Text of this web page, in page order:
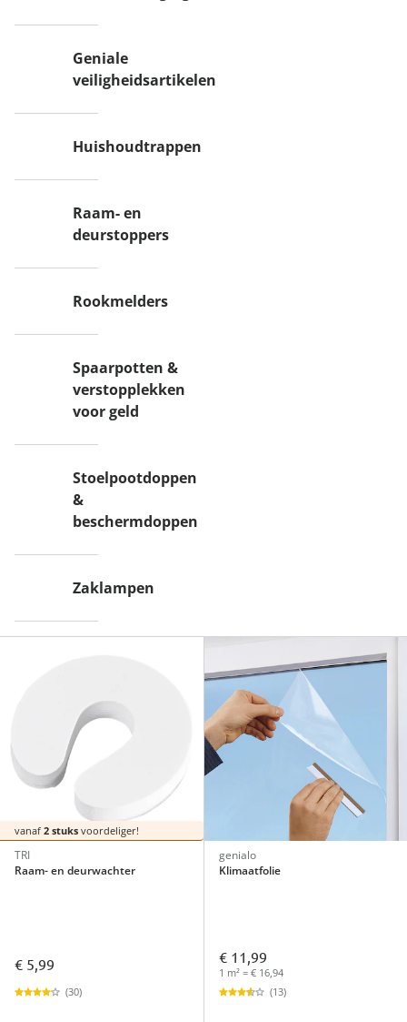
Geniale
veiligheidsartikelen
Huishoudtrappen
Raam- en
deurstoppers
Rookmelders
Spaarpotten &
verstopplekken
voor geld
Stoelpootdoppen
&
beschermdoppen
Zaklampen
vanaf 2 stuks voordeliger!
TRI
Raam- en deurwachter
€ 5,99
(30)
genialo
Klimaatfolie
€ 11,99
1 m² = € 16,94
(13)